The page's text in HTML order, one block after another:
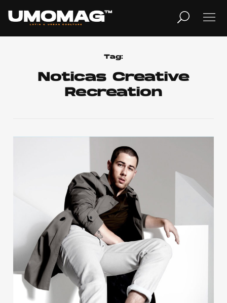
TV
Home
Cover Story
Publicidad
Contacto
Aviso Legal
Tag:
Noticas Creative
Recreation